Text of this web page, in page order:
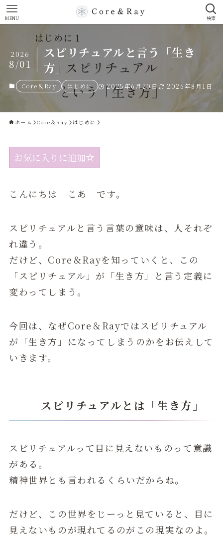
検索
MENU
スピリチュアルと言う「生き
方」
2026
8/01
Core＆Ray はじめに 2025年6月20日 2026年8月1日
ホーム Core＆Ray はじめに
お気に入りに追加
こんにちは こあ です。
スピリチュアルと言う言葉の意味は、人それぞ
れ違う。
だけど、Core＆Rayを知っていくと、この
「スピリチュアル」が「生き方」と言う定義に
変わってしまう。
今回は、なぜCore＆Rayではスピリチュアル
が「生き方」になってしまうのかをお伝えして
いきます。
スピリチュアルとは「生き方」
スピリチュアルって目に見えないものって意識
がある。
精神世界とも言われるくらいだからね。
だけど、この世界をじーっと見ていると、目に
見えないものが現れてるのがこの現実なのよ。